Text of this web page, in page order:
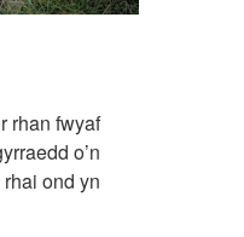
rhan fwyaf
o’n
ond yn